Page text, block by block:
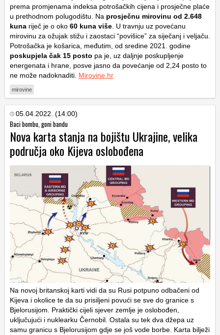
prema promjenama indeksa potrošačkih cijena i prosječne plaće
u prethodnom polugodištu. Na prosječnu mirovinu od 2.648
kuna riječ je o oko 60 kuna više. U travnju uz povećanu
mirovinu za ožujak stižu i zaostaci “povišice” za siječanj i veljaču.
Potrošačka je košarica, međutim, od sredine 2021. godine
poskupjela čak 15 posto pa je, uz daljnje poskupljenje
energenata i hrane, posve jasno da povećanje od 2,24 posto to
ne može nadoknaditi. Mirovine.hr
mirovine
05.04.2022. (14:00)
Baci bombu, goni bandu
Nova karta stanja na bojištu Ukrajine, velika
područja oko Kijeva oslobođena
Na novoj britanskoj karti vidi da su Rusi potpuno odbačeni od
Kijeva i okolice te da su prisiljeni povući se sve do granice s
Bjelorusijom. Praktički cijeli sjever zemlje je oslobođen,
uključujući i nuklearku Černobil. Ostala su tek dva džepa uz
samu granicu s Bjelorusijom gdje se još vode borbe. Karta bilježi